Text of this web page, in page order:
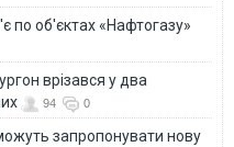
по об'єктах «Нафтогазу»
врізався у два
94 0
запропонувати нову